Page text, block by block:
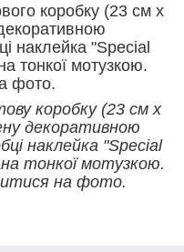
коробку (23 см х
наклейка "Special
тонкої мотузкою.
фото.
коробку (23 см х
декоративною
наклейка "Special
тонкої мотузкою.
на фото.